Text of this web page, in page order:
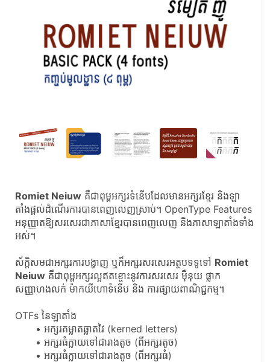
Romiet​ Neiuw គឺជាពុម្ពអក្សរទំនើបដែលមានអក្សរខ្មែរ និងឡា
តាំងផ្ដល់ដំណើរការបានពេញលេញស្រាប់។ OpenType Features
អនុញ្ញាត​ឱ្យ​សរសេរ​ជា​ភាសា​ខ្មែរ​បាន​ពេញលេញ និង​ភាសា​ឡាតាំង​ទាំង
អស់។
ស័ក្តិសមជាអក្សរការបង្ហាញ ឬក៏អក្សរសរសេរអត្ថបទទូទៅ Romiet
Neiuw គឺជាពុម្ពអក្សរល្អឥតខ្ចោះនូវការសរសេរ ម៉ឺនុយ ផ្លាក
សញ្ញាហងលក់ ម៉ាកយីហោទំនើប និង ការផ្សាយពាណិជ្ជកម្ម។
OTFs នៃឡាតាំង
អក្សរគម្លាតឆ្លាតវៃ (kerned letters)
អក្សរធំក្លាយទៅជារាងតូច (ពីអក្សរតូច)​
អក្សរធំក្លាយទៅជារាងតូច (ពីអក្សរធំ)